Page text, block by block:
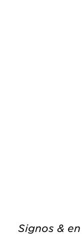
Signos &